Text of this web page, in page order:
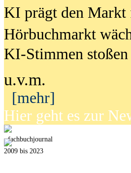
KI prägt den Markt
Hörbuchmarkt
KI-Stimmen
u.v.m.
[mehr]
Hier geht es zur
fachbuchjournal
2009 bis 2023